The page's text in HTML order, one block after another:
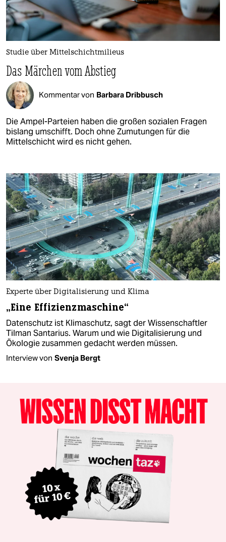
Studie über Mittelschichtmilieus
Das Märchen vom Abstieg
Kommentar von Barbara Dribbusch
Die Ampel-Parteien haben die großen sozialen Fragen
bislang umschifft. Doch ohne Zumutungen für die
Mittelschicht wird es nicht gehen.
Experte über Digitalisierung und Klima
„Eine Effizienzmaschine“
Datenschutz ist Klimaschutz, sagt der Wissenschaftler
Tilman Santarius. Warum und wie Digitalisierung und
Ökologie zusammen gedacht werden müssen.
Interview von Svenja Bergt